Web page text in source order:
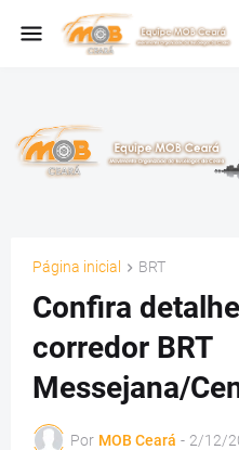
Página inicial BRT
Confira
corredor BRT
Messejana/
Por MOB Ceará - 2/12/